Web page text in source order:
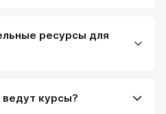
ресурсы для
курсы?